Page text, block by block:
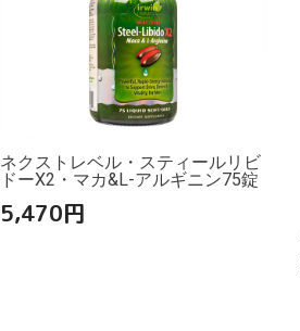
ネクストレベル・スティールリビ
ドーX2・マカ&L-アルギニン75錠
5,470円